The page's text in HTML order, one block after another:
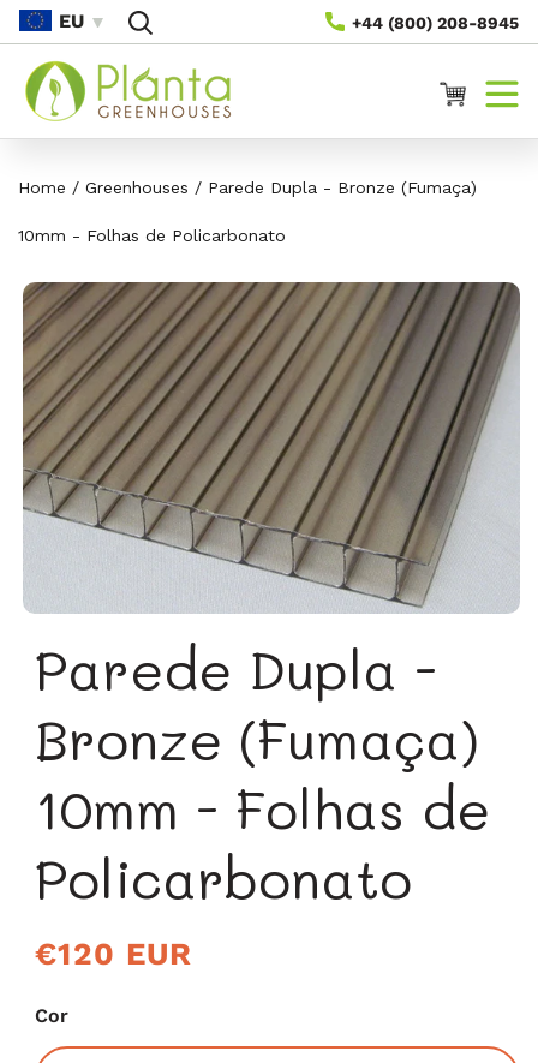
Para O
Conteúdo
+44 (800) 208-8945
EU
Carrinho
Home / Greenhouses / Parede Dupla - Bronze (Fumaça)
10mm - Folhas de Policarbonato
Parede Dupla -
Bronze (Fumaça)
10mm - Folhas de
Policarbonato
Preço
normal
€120 EUR
Cor